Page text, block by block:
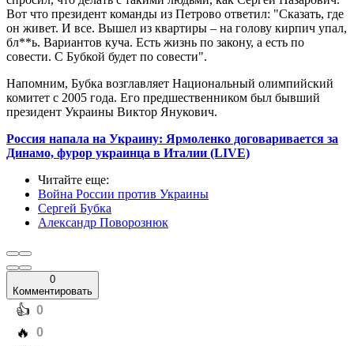
Вот что президент команды из Петрово ответил: "Сказать, где
он живет. И все. Вышел из квартиры – на голову кирпич упал,
бл**ь. Вариантов куча. Есть жизнь по закону, а есть по
совести. С Бубкой будет по совести".
Напомним, Бубка возглавляет Национальный олимпийский
комитет с 2005 года. Его предшественником был бывший
президент Украины Виктор Янукович.
Россия напала на Украину: Ярмоленко договаривается за
Динамо, фурор украинца в Италии (LIVE)
Читайте еще:
Война России против Украины
Сергей Бубка
Александр Поворознюк
0
Комментировать
️👍 0
️🔥 0